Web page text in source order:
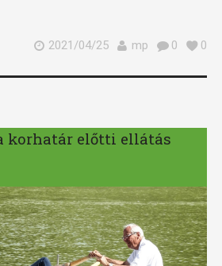
2021/04/25 mp 0 0
korhatár előtti ellátás